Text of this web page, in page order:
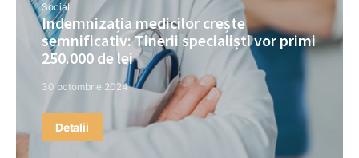
Social
Indemnizația medicilor crește
semnificativ: Tinerii specialiști vor primi
250.000 de lei
30 octombrie 2024
Detalii